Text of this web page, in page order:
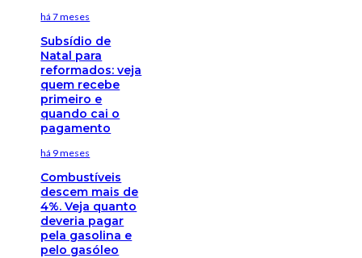
há 7 meses
Subsídio de
Natal para
reformados: veja
quem recebe
primeiro e
quando cai o
pagamento
há 9 meses
Combustíveis
descem mais de
4%. Veja quanto
deveria pagar
pela gasolina e
pelo gasóleo